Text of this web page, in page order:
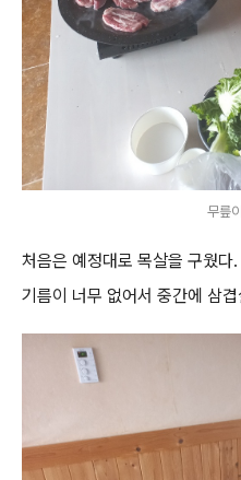
무릎
처음은 예정대로 목살을 구웠다.
기름이 너무 없어서 중간에 삼